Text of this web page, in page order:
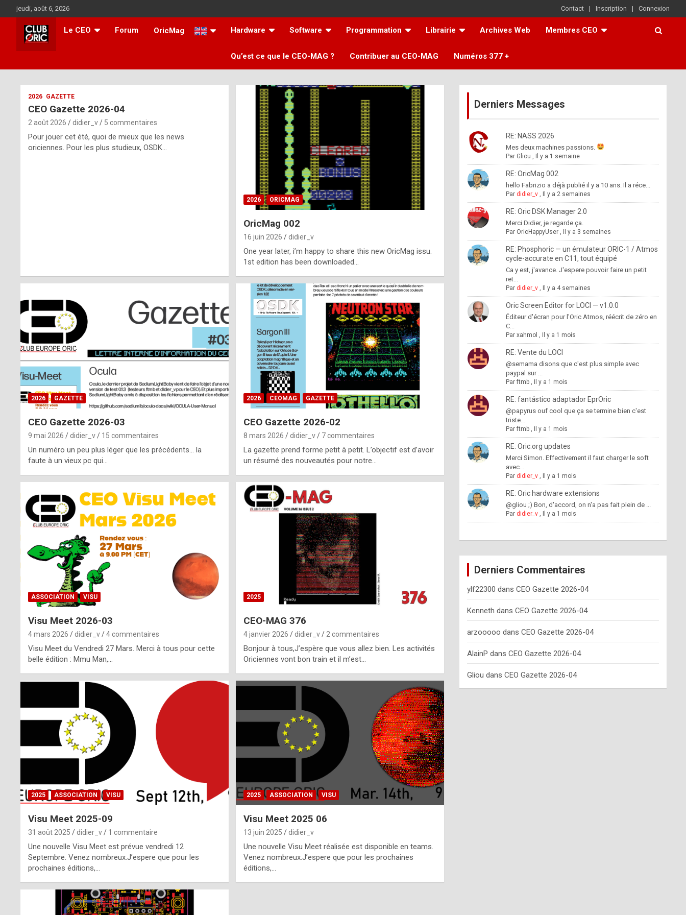
au
contenu
jeudi, août 6, 2026 Contact Inscription Connexion
Le CEO Forum OricMag Hardware Software Programmation Librairie Archives Web Membres CEO
Qu’est ce que le CEO-MAG ? Contribuer au CEO-MAG Numéros 377 +
ff
m
2026 GAZETTE
CEO Gazette 2026-04
2 août 2026 didier_v 5 commentaires
Pour jouer cet été, quoi de mieux que les news
oriciennes. Pour les plus studieux, OSDK…
2026 ORICMAG
OricMag 002
16 juin 2026 didier_v
One year later, i’m happy to share this new OricMag issu.
1st edition has been downloaded…
2026 GAZETTE
CEO Gazette 2026-03
9 mai 2026 didier_v 15 commentaires
Un numéro un peu plus léger que les précédents… la
faute à un vieux pc qui…
2026 CEOMAG GAZETTE
CEO Gazette 2026-02
8 mars 2026 didier_v 7 commentaires
La gazette prend forme petit à petit. L’objectif est d’avoir
un résumé des nouveautés pour notre…
ASSOCIATION VISU
Visu Meet 2026-03
4 mars 2026 didier_v 4 commentaires
Visu Meet du Vendredi 27 Mars. Merci à tous pour cette
belle édition : Mmu Man,…
2025
CEO-MAG 376
4 janvier 2026 didier_v 2 commentaires
Bonjour à tous,J’espère que vous allez bien. Les activités
Oriciennes vont bon train et il m’est…
2025 ASSOCIATION VISU
Visu Meet 2025-09
31 août 2025 didier_v 1 commentaire
Une nouvelle Visu Meet est prévue vendredi 12
Septembre. Venez nombreux.J’espere que pour les
prochaines éditions,…
2025 ASSOCIATION VISU
Visu Meet 2025 06
13 juin 2025 didier_v
Une nouvelle Visu Meet réalisée est disponible en teams.
Venez nombreux.J’espere que pour les prochaines
éditions,…
Derniers Messages
RE: NASS 2026
Mes deux machines passions.
Par Gliou , Il y a 1 semaine
RE: OricMag 002
hello Fabrizio a déjà publié il y a 10 ans. Il a réce...
Par didier_v, Il y a 2 semaines
RE: Oric DSK Manager 2.0
Merci Didier, je regarde ça.
Par OricHappyUser, Il y a 3 semaines
RE: Phosphoric — un émulateur ORIC-1 / Atmos
cycle-accurate en C11, tout équipé
Ca y est, j'avance. J'espere pouvoir faire un petit
ret...
Par didier_v, Il y a 4 semaines
Oric Screen Editor for LOCI — v1.0.0
Éditeur d'écran pour l'Oric Atmos, réécrit de zéro en
C...
Par xahmol , Il y a 1 mois
RE: Vente du LOCI
@semama disons que c'est plus simple avec
paypal sur ...
Par ftmb, Il y a 1 mois
RE: fantástico adaptador EprOric
@papyrus ouf cool que ça se termine bien c'est
triste...
Par ftmb, Il y a 1 mois
RE: Oric.org updates
Merci Simon. Effectivement il faut charger le soft
avec...
Par didier_v, Il y a 1 mois
RE: Oric hardware extensions
@gliou ;) Bon, d'accord, on n'a pas fait plein de ...
Par didier_v, Il y a 1 mois
Derniers Commentaires
ylf22300 dans CEO Gazette 2026-04
Kenneth dans CEO Gazette 2026-04
arzooooo dans CEO Gazette 2026-04
AlainP dans CEO Gazette 2026-04
Gliou dans CEO Gazette 2026-04